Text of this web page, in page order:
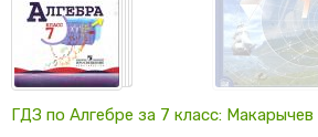
ГДЗ по Алгебре за 7 класс: Макарычев